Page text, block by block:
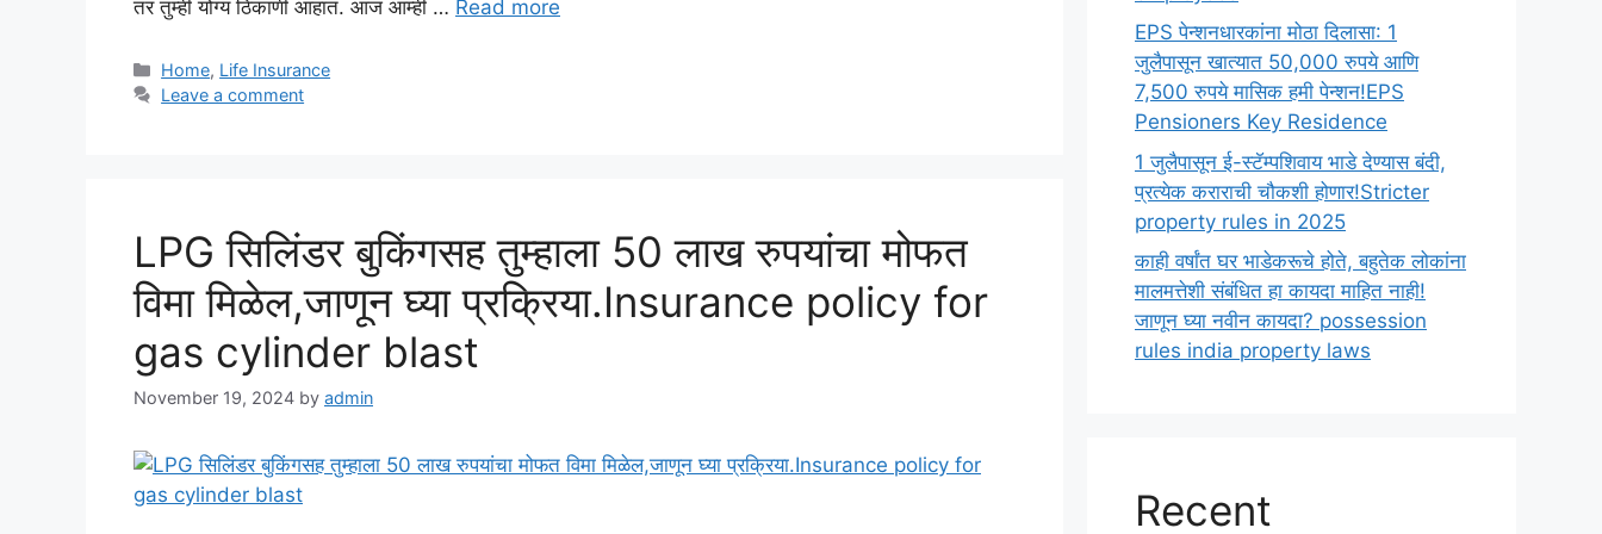
तर तुम्ही योग्य ठिकाणी आहात. आज आम्ही … Read more
Categories
Home, Life Insurance
Leave a comment
LPG सिलिंडर बुकिंगसह तुम्हाला 50 लाख रुपयांचा मोफत
विमा मिळेल,जाणून घ्या प्रक्रिया.Insurance policy for
gas cylinder blast
November 19, 2024 by admin
EPS पेन्शनधारकांना मोठा दिलासा: 1
जुलैपासून खात्यात 50,000 रुपये आणि
7,500 रुपये मासिक हमी पेन्शन!EPS
Pensioners Key Residence
1 जुलैपासून ई-स्टॅम्पशिवाय भाडे देण्यास बंदी,
प्रत्येक कराराची चौकशी होणार!Stricter
property rules in 2025
काही वर्षांत घर भाडेकरूचे होते, बहुतेक लोकांना
मालमत्तेशी संबंधित हा कायदा माहित नाही!
जाणून घ्या नवीन कायदा? possession
rules india property laws
Recent